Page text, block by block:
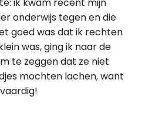
onderwijs tegen en die
goed was dat ik rechten
was, ging ik naar de
te zeggen dat ze niet
mochten lachen, want